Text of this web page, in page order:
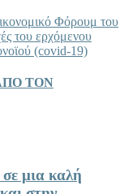
Φόρουμ του
του ερχόμενου
(covid-19)
ΤΟΝ
μια καλή